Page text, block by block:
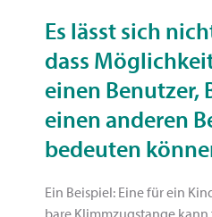
Es lässt sich
dass
einen Benutzer,
einen anderen
bedeu­ten
Ein Beispiel: Eine für ein